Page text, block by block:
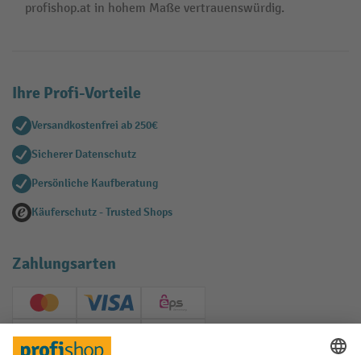
profishop.at in hohem Maße vertrauenswürdig.
Ihre Profi-Vorteile
Versandkostenfrei ab 250€
Sicherer Datenschutz
Persönliche Kaufberatung
Käuferschutz - Trusted Shops
Zahlungsarten
Creditcard (Master)Creditcard (Visa)
EPS
PayPal